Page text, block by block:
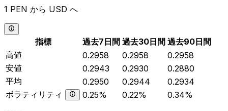
1 PEN から USD へ
指標 過去7日間 過去30日間 過去90日間
高値
0.2958 0.2958
0.2958
安値
0.2943 0.2930
0.2880
平均
0.2950 0.2944
0.2934
ボラティリティ
0.25% 0.22% 0.34%